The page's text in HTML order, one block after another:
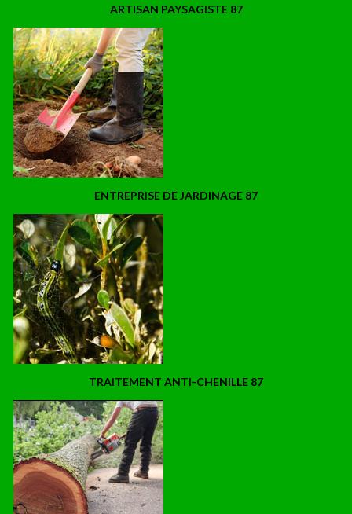
ARTISAN PAYSAGISTE 87
ENTREPRISE DE JARDINAGE 87
TRAITEMENT ANTI-CHENILLE 87